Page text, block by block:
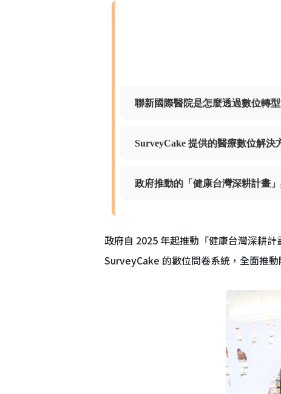
聯新國際醫院是怎麼透過數位轉
SurveyCake 提供的醫療數位解決
政府推動的「健康台灣深耕計畫
政府自 2025 年起推動「健康台灣深耕
SurveyCake 的數位問卷系統，全面推